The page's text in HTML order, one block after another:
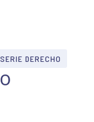
SERIE DERECHO